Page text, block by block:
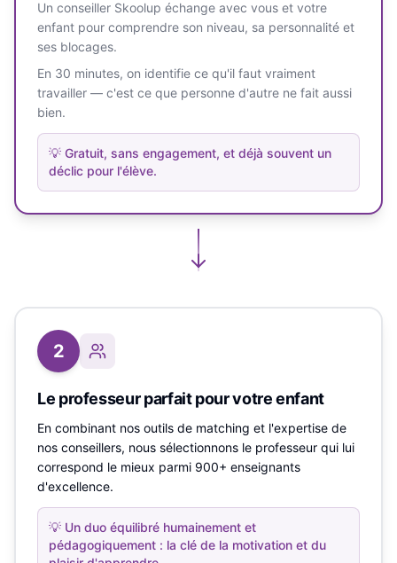
Un conseiller Skoolup échange avec vous et votre
enfant pour comprendre son niveau, sa personnalité et
ses blocages.
En 30 minutes, on identifie ce qu'il faut vraiment
travailler — c'est ce que personne d'autre ne fait aussi
bien.
💡 Gratuit, sans engagement, et déjà souvent un
déclic pour l'élève.
2
Le professeur parfait pour votre enfant
En combinant nos outils de matching et l'expertise de
nos conseillers, nous sélectionnons le professeur qui lui
correspond le mieux parmi 900+ enseignants
d'excellence.
💡 Un duo équilibré humainement et
pédagogiquement : la clé de la motivation et du